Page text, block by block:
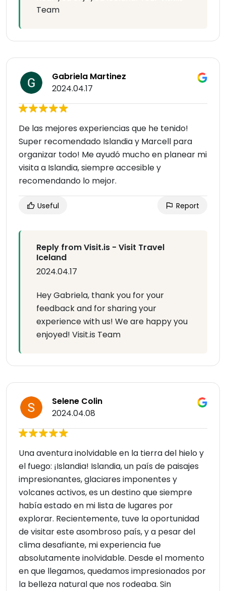
Team
Gabriela Martinez
2024.04.17
De las mejores experiencias que he tenido!
Super recomendado Islandia y Marcell para
organizar todo! Me ayudó mucho en planear mi
visita a Islandia, siempre accesible y
recomendando lo mejor.
Useful Report
Reply from Visit.is - Visit Travel
Iceland
2024.04.17
Hey Gabriela, thank you for your
feedback and for sharing your
experience with us! We are happy you
enjoyed! Visit.is Team
Selene Colin
2024.04.08
Una aventura inolvidable en la tierra del hielo y
el fuego: ¡Islandia! Islandia, un país de paisajes
impresionantes, glaciares imponentes y
volcanes activos, es un destino que siempre
había estado en mi lista de lugares por
explorar. Recientemente, tuve la oportunidad
de visitar este asombroso país, y a pesar del
clima desafiante, mi experiencia fue
absolutamente inolvidable. Desde el momento
en que llegamos, quedamos impresionados por
la belleza natural que nos rodeaba. Sin